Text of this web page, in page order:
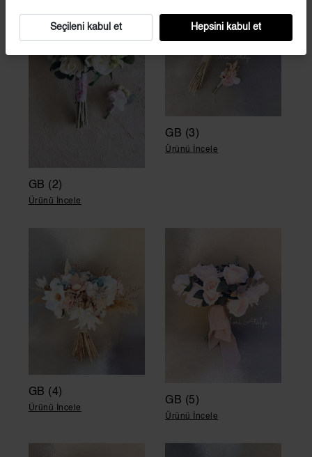
GB (2)
Ürünü İncele
GB (3)
Ürünü İncele
GB (4)
Ürünü İncele
GB (5)
Ürünü İncele
Seçileni kabul et Hepsini kabul et